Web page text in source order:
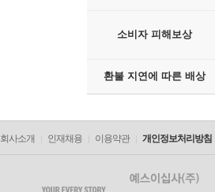
소비자 피해보상
환불 지연에 따른 배상
회사소개 인재채용 이용약관 개인정보처리방침